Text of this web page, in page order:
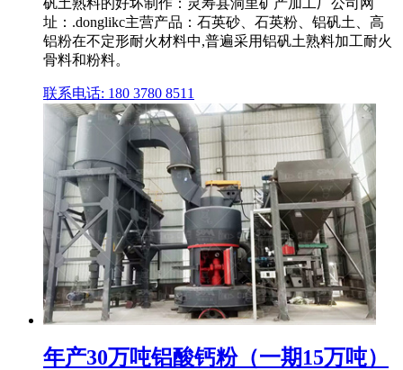
址：.donglikc主营产品：石英砂、石英粉、铝矾土、高
铝粉在不定形耐火材料中,普遍采用铝矾土熟料加工耐火
骨料和粉料。
联系电话: 180 3780 8511
年产30万吨铝酸钙粉（一期15万吨）